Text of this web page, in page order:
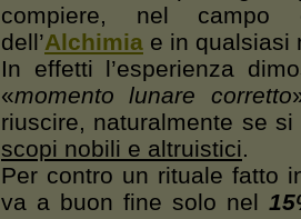
compiere, nel
dell’Alchimia e in qualsiasi
In effetti l’esperienza
«momento lunare corretto
riuscire, naturalmente se
scopi nobili e altruistici.
Per contro un rituale fatto
va a buon fine solo nel